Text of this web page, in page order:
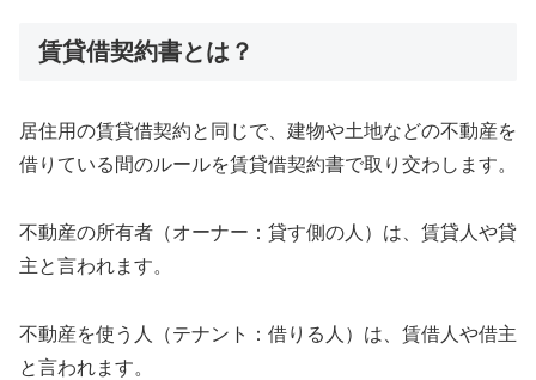
賃貸借契約書とは？
居住用の賃貸借契約と同じで、建物や土地などの不動産を
借りている間のルールを賃貸借契約書で取り交わします。
不動産の所有者（オーナー：貸す側の人）は、賃貸人や貸
主と言われます。
不動産を使う人（テナント：借りる人）は、賃借人や借主
と言われます。